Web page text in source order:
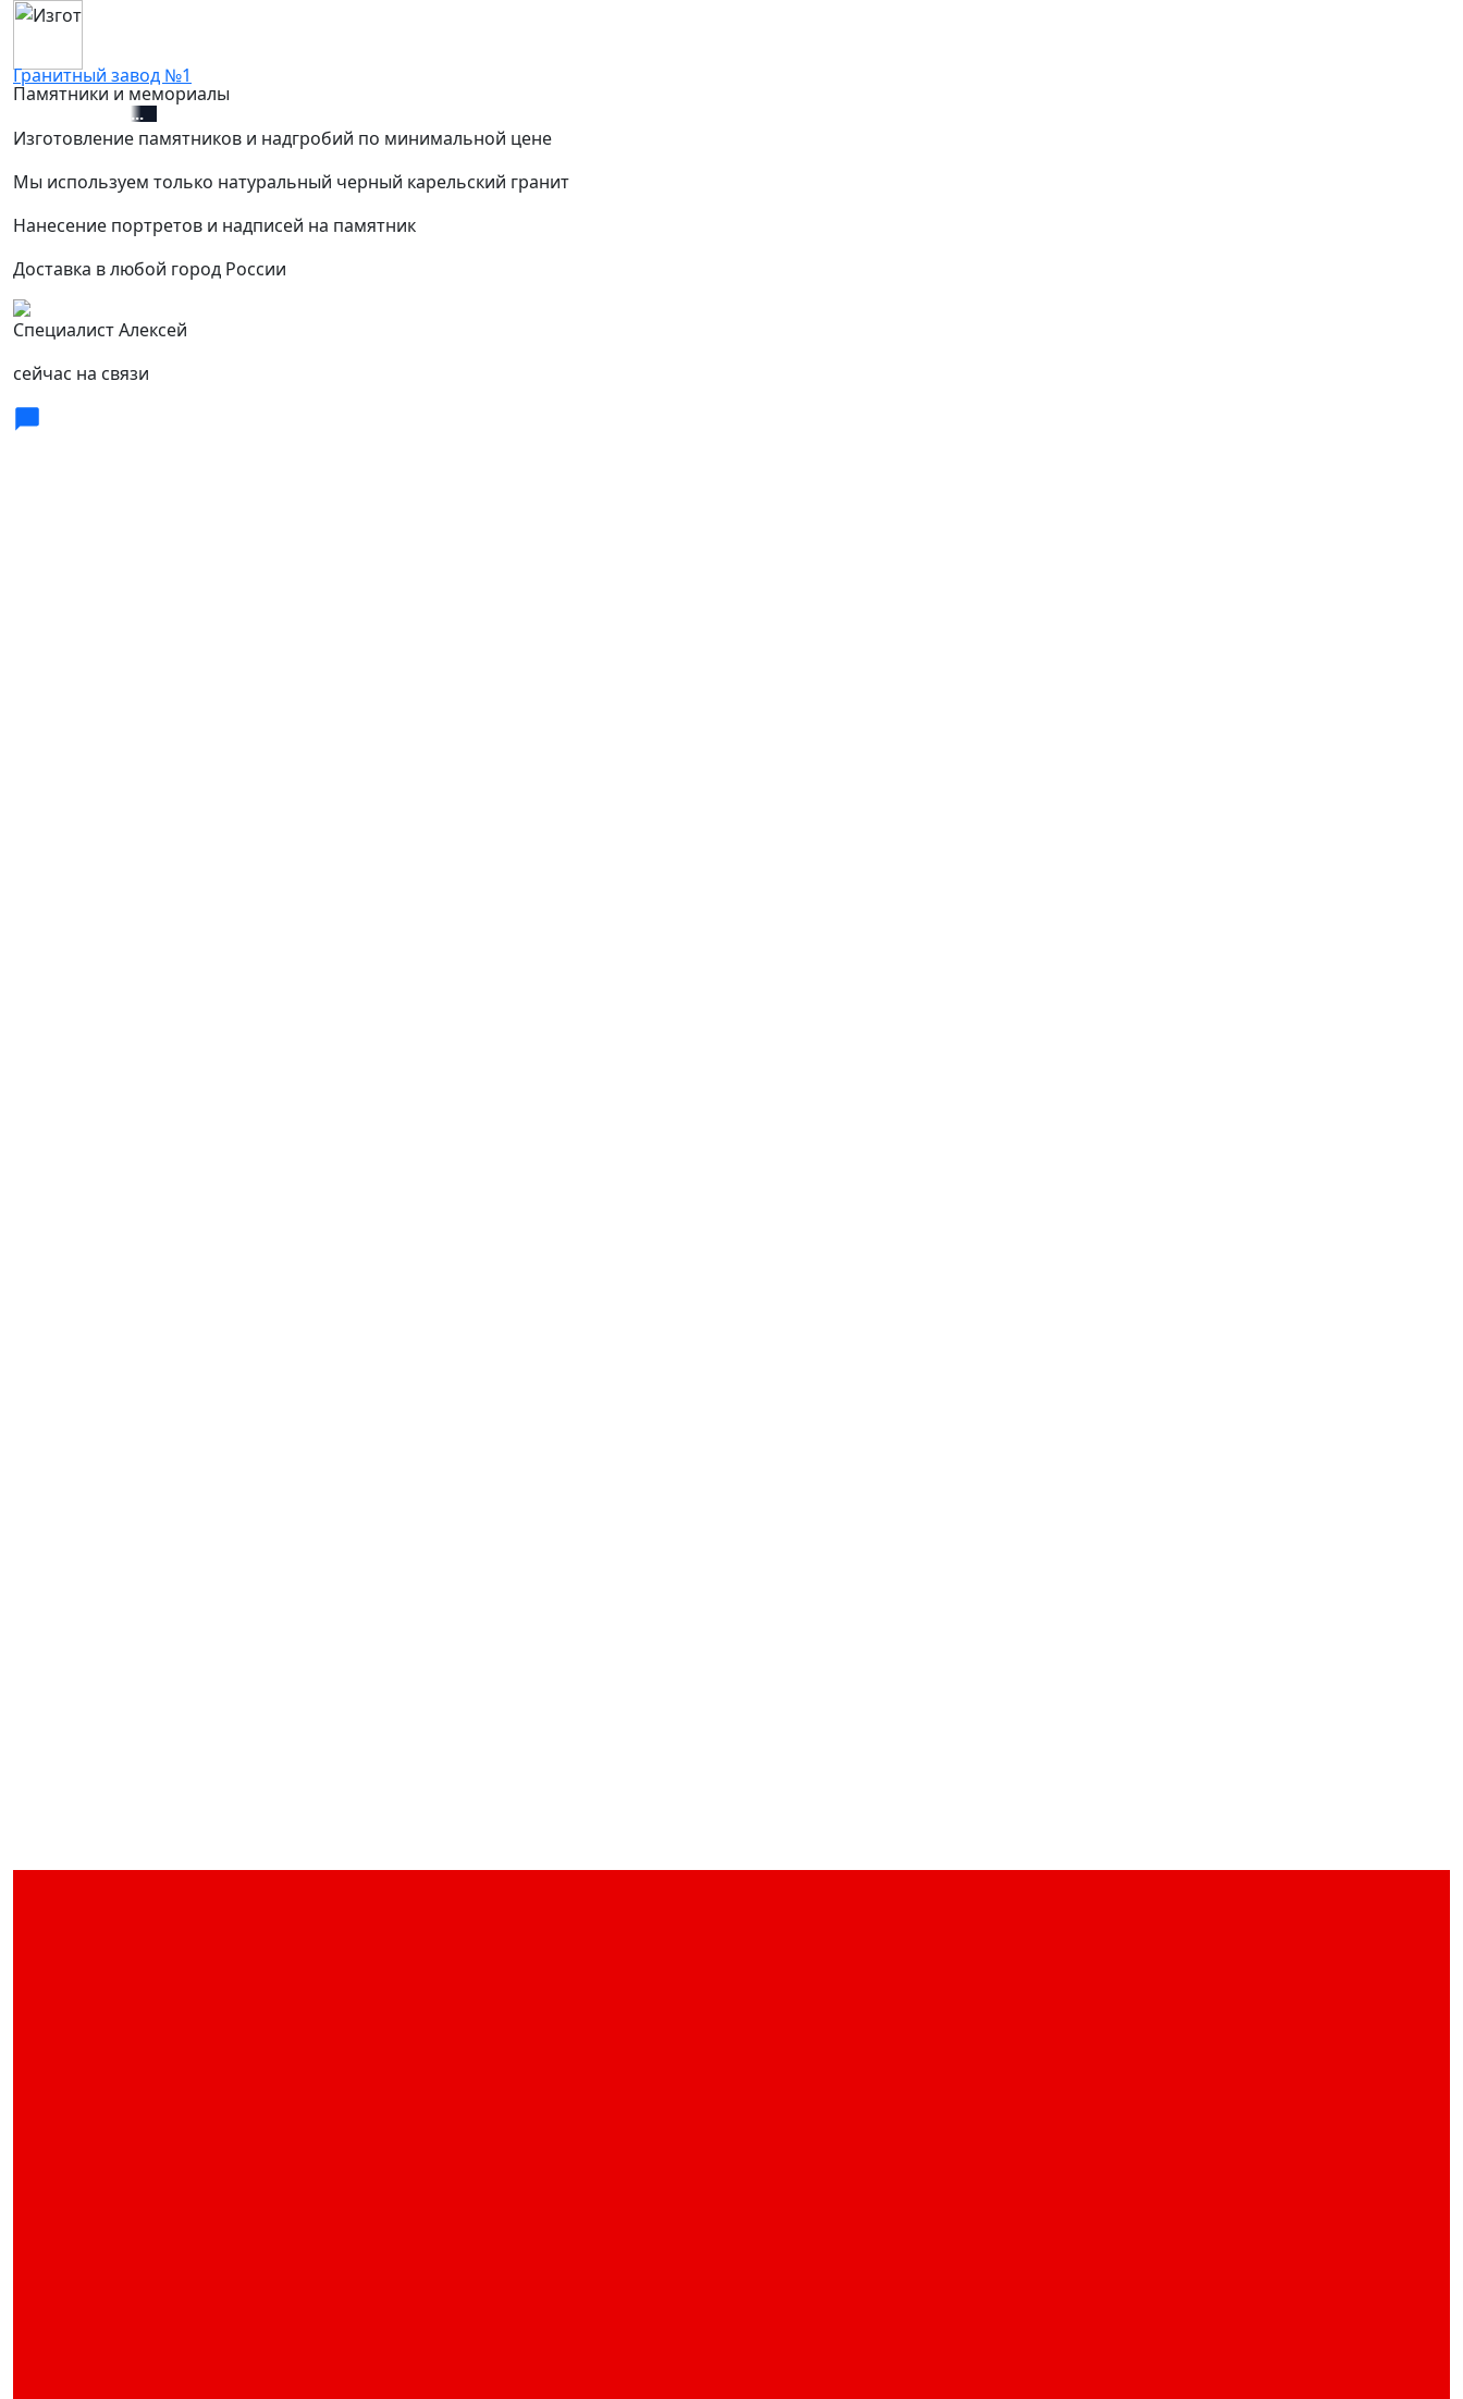
Гранитный завод №1
Памятники и мемориалы
+7 (812) 627-67-01
Изготовление памятников и надгробий по минимальной цене
Мы используем только натуральный черный карельский гранит
Нанесение портретов и надписей на памятник
Доставка в любой город России
Специалист Алексей
сейчас на связи